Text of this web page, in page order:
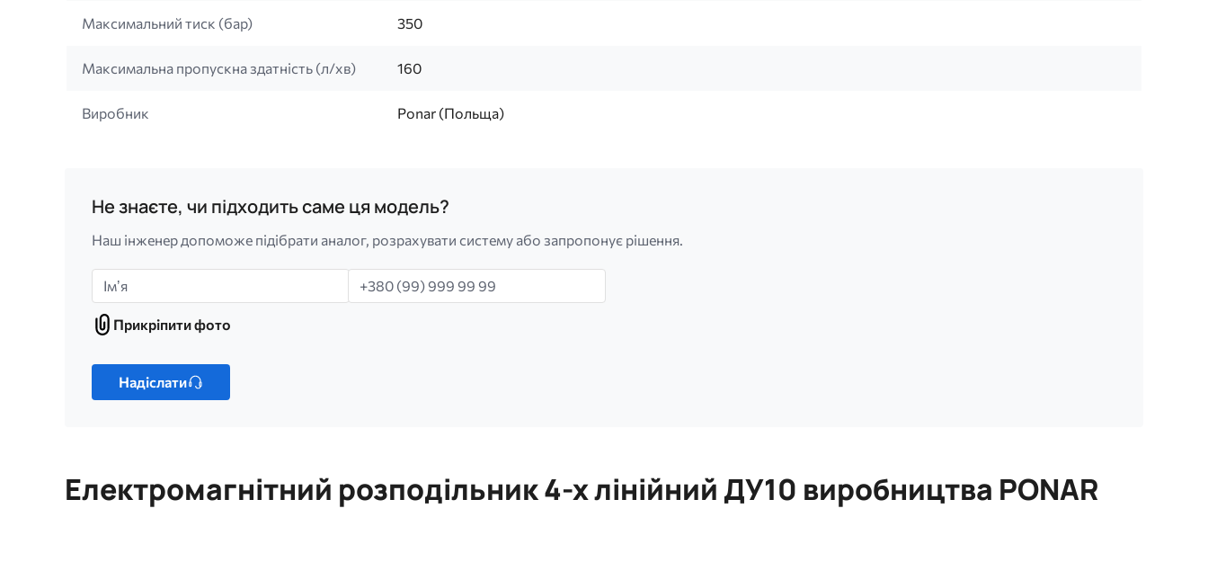
Максимальний тиск (бар) 350
Максимальна пропускна здатність (л/хв) 160
Виробник Ponar (Польща)
Не знаєте, чи підходить саме ця модель?
Наш інженер допоможе підібрати аналог, розрахувати систему або запропонує рішення.
Імʼя Телефон
Прикріпити
Прикріпити фото
один
файл.
Дозволені
Надіслати
Електромагнітний розподільник 4-х лінійний ДУ10 виробництва PONAR